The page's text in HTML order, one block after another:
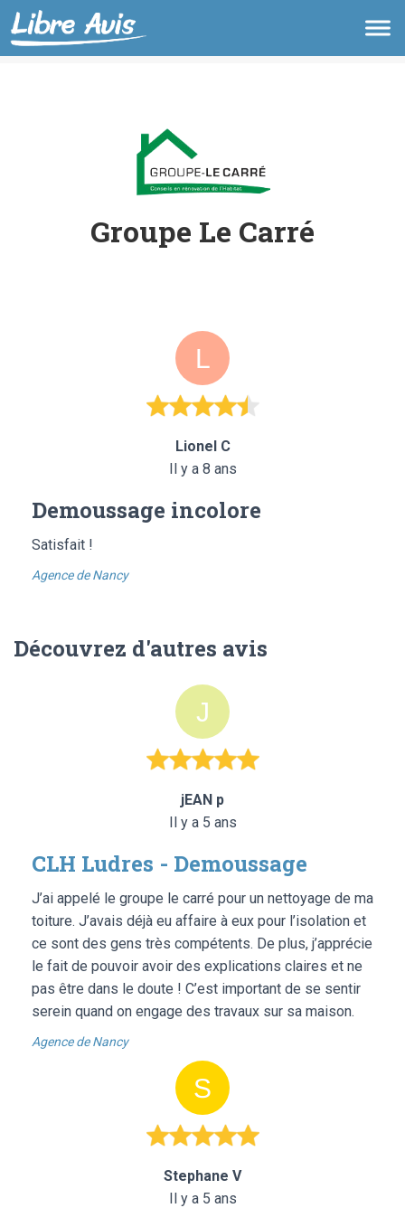
Groupe Le Carré
Lionel C
Il y a 8 ans
Demoussage incolore
Satisfait !
Agence de Nancy
Découvrez d'autres avis
jEAN p
Il y a 5 ans
CLH Ludres - Demoussage
J’ai appelé le groupe le carré pour un nettoyage de ma
toiture. J’avais déjà eu affaire à eux pour l’isolation et
ce sont des gens très compétents. De plus, j’apprécie
le fait de pouvoir avoir des explications claires et ne
pas être dans le doute ! C’est important de se sentir
serein quand on engage des travaux sur sa maison.
Agence de Nancy
Stephane V
Il y a 5 ans